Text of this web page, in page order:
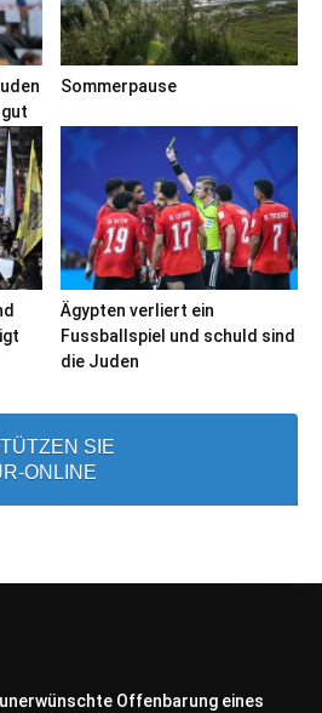
Sommerpause
Ägypten verliert ein
Fussballspiel und schuld sind
die Juden
SIE
ONLINE
unerwünschte Offenbarung eines